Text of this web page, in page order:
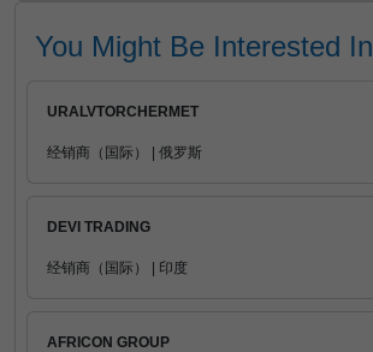
You Might Be Interested In
URALVTORCHERMET
经销商（国际） | 俄罗斯
DEVI TRADING
经销商（国际） | 印度
AFRICON GROUP